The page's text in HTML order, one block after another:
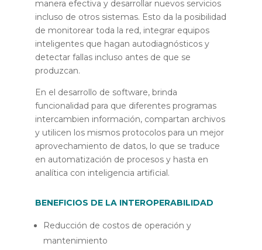
manera efectiva y desarrollar nuevos servicios
incluso de otros sistemas. Esto da la posibilidad
de monitorear toda la red, integrar equipos
inteligentes que hagan autodiagnósticos y
detectar fallas incluso antes de que se
produzcan.
En el desarrollo de software, brinda
funcionalidad para que diferentes programas
intercambien información, compartan archivos
y utilicen los mismos protocolos para un mejor
aprovechamiento de datos, lo que se traduce
en automatización de procesos y hasta en
analítica con inteligencia artificial.
BENEFICIOS DE LA INTEROPERABILIDAD
Reducción de costos de operación y
mantenimiento